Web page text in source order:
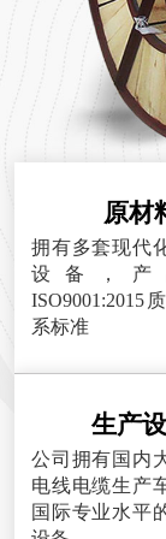
原材
拥有多套现代
设备，产
ISO9001:2015
系标准
生产
公司拥有国内
电线电缆生产
国际专业水平